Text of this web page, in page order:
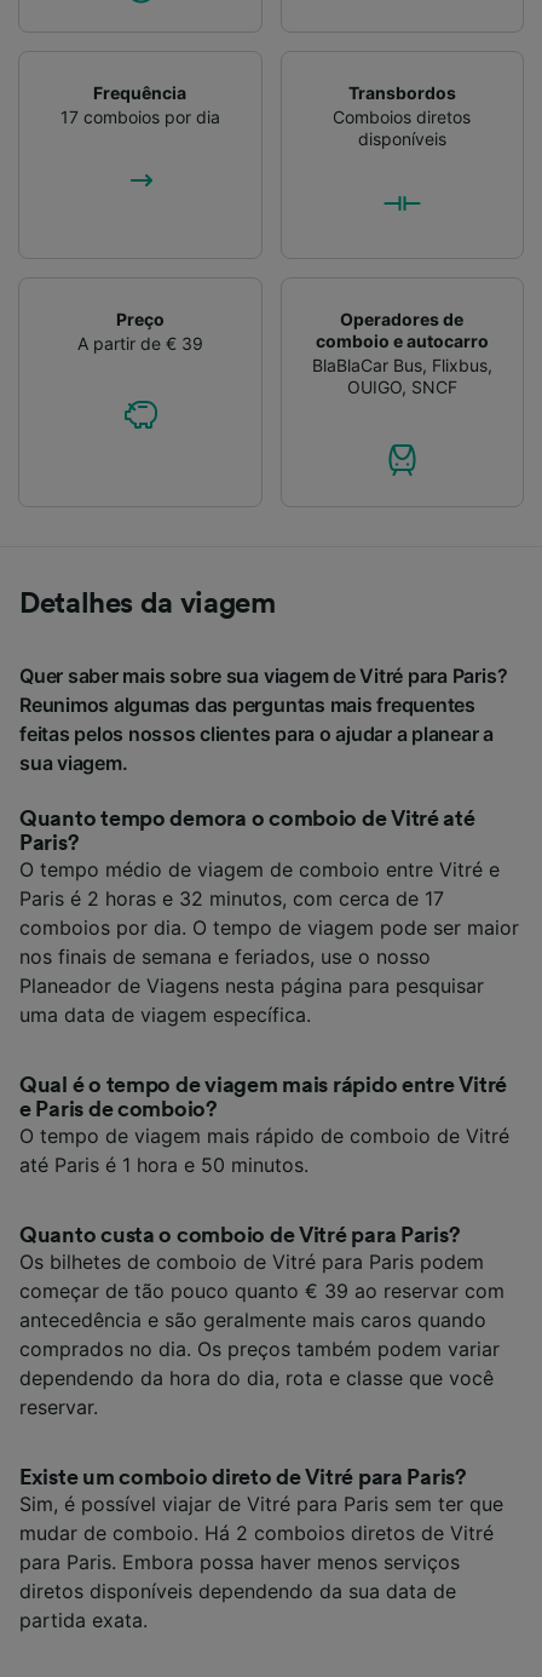
Frequência
17 comboios por dia
Transbordos
Comboios diretos
disponíveis
Preço
A partir de € 39
Operadores de
comboio e autocarro
BlaBlaCar Bus, Flixbus,
OUIGO, SNCF
Detalhes da viagem
Quer saber mais sobre sua viagem de Vitré para Paris?
Reunimos algumas das perguntas mais frequentes
feitas pelos nossos clientes para o ajudar a planear a
sua viagem.
Quanto tempo demora o comboio de Vitré até
Paris?
O tempo médio de viagem de comboio entre Vitré e
Paris é 2 horas e 32 minutos, com cerca de 17
comboios por dia. O tempo de viagem pode ser maior
nos finais de semana e feriados, use o nosso
Planeador de Viagens nesta página para pesquisar
uma data de viagem específica.
Qual é o tempo de viagem mais rápido entre Vitré
e Paris de comboio?
O tempo de viagem mais rápido de comboio de Vitré
até Paris é 1 hora e 50 minutos.
Quanto custa o comboio de Vitré para Paris?
Os bilhetes de comboio de Vitré para Paris podem
começar de tão pouco quanto € 39 ao reservar com
antecedência e são geralmente mais caros quando
comprados no dia. Os preços também podem variar
dependendo da hora do dia, rota e classe que você
reservar.
Existe um comboio direto de Vitré para Paris?
Sim, é possível viajar de Vitré para Paris sem ter que
mudar de comboio. Há 2 comboios diretos de Vitré
para Paris. Embora possa haver menos serviços
diretos disponíveis dependendo da sua data de
partida exata.